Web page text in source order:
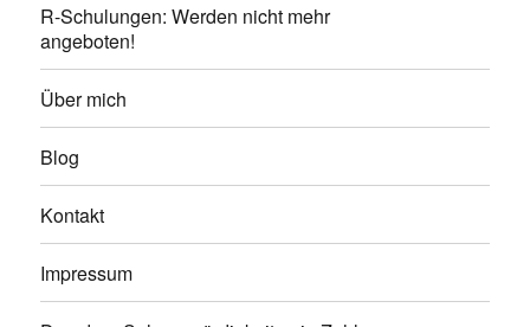
R-Schulungen: Werden nicht mehr
angeboten!
Über mich
Blog
Kontakt
Impressum